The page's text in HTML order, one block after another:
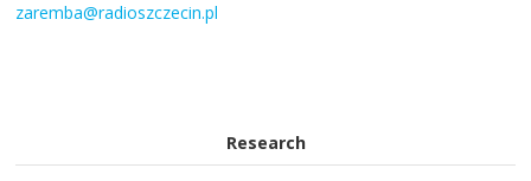
zaremba@radioszczecin.pl
Research